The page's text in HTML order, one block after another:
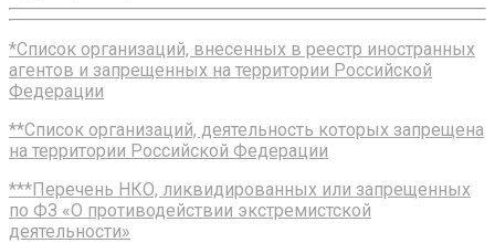
*Список организаций, внесенных в реестр иностранных
агентов и запрещенных на территории Российской
Федерации
**Список организаций, деятельность которых запрещена
на территории Российской Федерации
***Перечень НКО, ликвидированных или запрещенных
по ФЗ «О противодействии экстремистской
деятельности»